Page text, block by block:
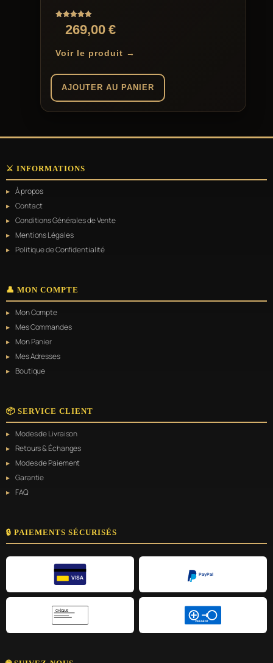
Note
5.00269,00€
Voir le produit →
AJOUTER AU PANIER
⚔️ INFORMATIONS
À propos
Contact
Conditions Générales de Vente
Mentions Légales
Politique de Confidentialité
👤 MON COMPTE
Mon Compte
Mes Commandes
Mon Panier
Mes Adresses
Boutique
📦 SERVICE CLIENT
Modes de Livraison
Retours & Échanges
Modes de Paiement
Garantie
FAQ
🔒 PAIEMENTS SÉCURISÉS
VISA
PayPal
CHÈQUE
VIREMENT